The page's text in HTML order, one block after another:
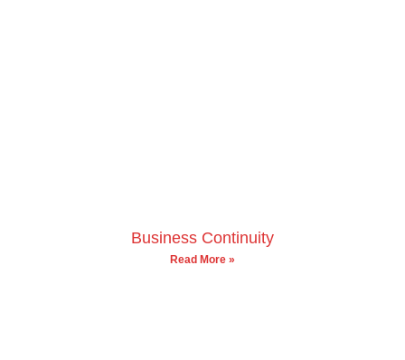
Business Continuity
Read More »